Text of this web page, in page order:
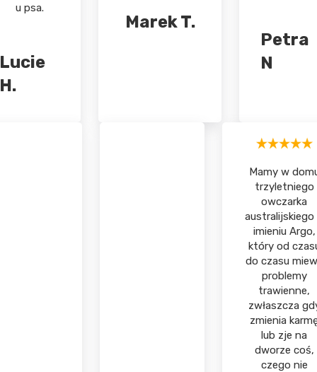
u psa.
Lucie
H.
Marek T.
Petra
N
Mamy w
trzyletniego
owczarka
australijskiego
imieniu Argo,
który od
do czasu
problemy
trawienne,
zwłaszcza
zmienia
lub zje na
dworze coś,
czego nie